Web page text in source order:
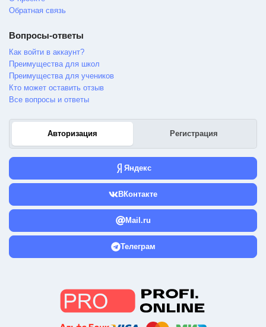
Обратная связь
Вопросы-ответы
Как войти в аккаунт?
Преимущества для школ
Преимущества для учеников
Кто может оставить отзыв
Все вопросы и ответы
Авторизация Регистрация
Яндекс
ВКонтакте
Mail.ru
Телеграм